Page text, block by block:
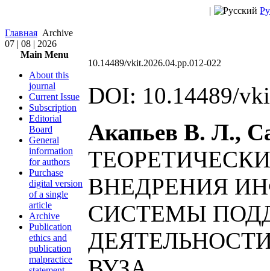
|
Главная Archive
07 | 08 | 2026
Main Menu
About this
journal
Current Issue
Subscription
Editorial
Board
General
information
for authors
Purchase
digital version
of a single
article
Archive
Publication
ethics and
publication
malpractice
10.14489/vkit.2026.04.pp.012-022
DOI: 10.14489/
Акапьев В. Л.,
ВНЕДРЕНИЯ
СИСТЕМЫ